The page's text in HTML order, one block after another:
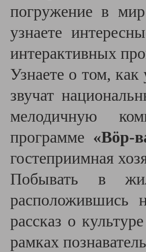
погружение в
узнаете
интерактивных
Узнаете о том,
звучат
мелодичную
программе «Вӧр-
гостеприимная
Побывать в
расположившись
рассказ о
рамках